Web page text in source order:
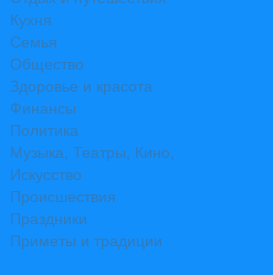
Кухня
Семья
Общество
Здоровье и красота
Финансы
Политика
Музыка, Театры, Кино,
Искусство
Происшествия
Праздники
Приметы и традиции